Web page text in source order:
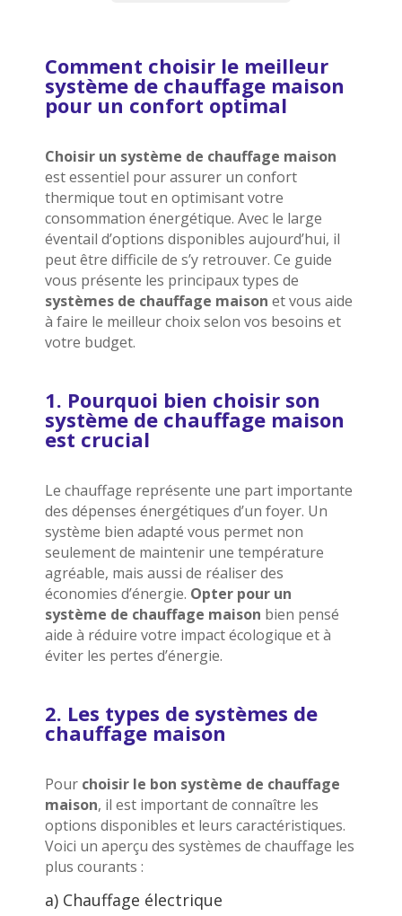
Comment choisir le meilleur
système de chauffage maison
pour un confort optimal
Choisir un système de chauffage maison
est essentiel pour assurer un confort
thermique tout en optimisant votre
consommation énergétique. Avec le large
éventail d’options disponibles aujourd’hui, il
peut être difficile de s’y retrouver. Ce guide
vous présente les principaux types de
systèmes de chauffage maison et vous aide
à faire le meilleur choix selon vos besoins et
votre budget.
1. Pourquoi bien choisir son
système de chauffage maison
est crucial
Le chauffage représente une part importante
des dépenses énergétiques d’un foyer. Un
système bien adapté vous permet non
seulement de maintenir une température
agréable, mais aussi de réaliser des
économies d’énergie. Opter pour un
système de chauffage maison bien pensé
aide à réduire votre impact écologique et à
éviter les pertes d’énergie.
2. Les types de systèmes de
chauffage maison
Pour choisir le bon système de chauffage
maison, il est important de connaître les
options disponibles et leurs caractéristiques.
Voici un aperçu des systèmes de chauffage les
plus courants :
a) Chauffage électrique